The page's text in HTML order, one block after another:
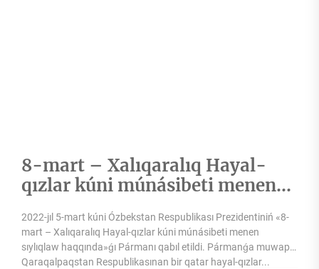
8-mart – Xalıqaralıq Hayal-
qızlar kúni múnásibeti menen
sıylıqlandı
2022-jıl 5-mart kúni Ózbekstan Respublikası Prezidentiniń «8-
mart – Xalıqaralıq Hayal-qızlar kúni múnásibeti menen
sıylıqlaw haqqında»ǵı Pármanı qabıl etildi. Pármanǵa muwapıq
Qaraqalpaqstan Respublikasınan bir qatar hayal-qızlar...